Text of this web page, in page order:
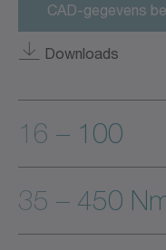
CAD-gegevens
Downloads
16 – 100
35 – 450